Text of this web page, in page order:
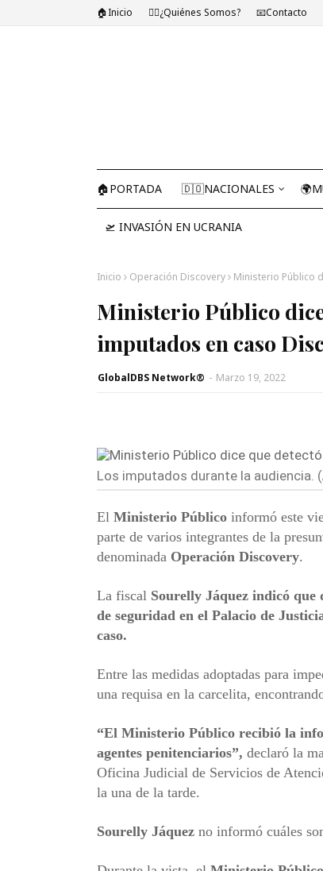
🏠Inicio 🤷‍♂️¿Quiénes Somos? 📧Contacto
🏠PORTADA 🇩🇴NACIONALES
🛫 INVASIÓN EN UCRANIA
Inicio Operación Discovery Ministerio Público
Ministerio Público
imputados en caso
GlobalDBS Network® - Marzo 19, 2022
Los imputados durante la audiencia. (
El Ministerio Público informó este
parte de varios integrantes de la
denominada Operación Discovery.
La fiscal Sourelly Jáquez indicó que
de seguridad en el Palacio de
caso.
Entre las medidas adoptadas para
una requisa en la carcelita,
“El Ministerio Público recibió la
agentes penitenciarios”, declaró la
Oficina Judicial de Servicios de
la una de la tarde.
Sourelly Jáquez no informó cuáles